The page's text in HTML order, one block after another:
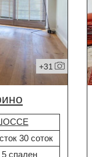
+31
30 соток
5 спален